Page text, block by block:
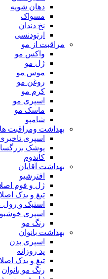
دهان شویه
مسواک
نخ دندان
ارتودنسی
مراقبت از مو
واکس مو
ژل مو
موس مو
روغن مو
کرم مو
اسپری مو
ماسک مو
شامپو
بهداشت ومراقبت
اسپری
پوشک
کاندوم
بهداشت آقایان
افترشیو
ژل و فوم
تیغ و یدک
استیک و رول
اسپری
رنگ مو
بهداشت بانوان
اسپری بدن
پد روزانه
تیغ و یدک
رنگ مو بانوان